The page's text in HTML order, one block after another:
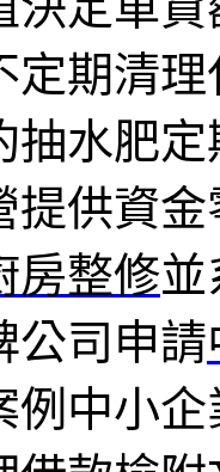
定期清
抽水肥
提供資
房整修
公司申請
例中小